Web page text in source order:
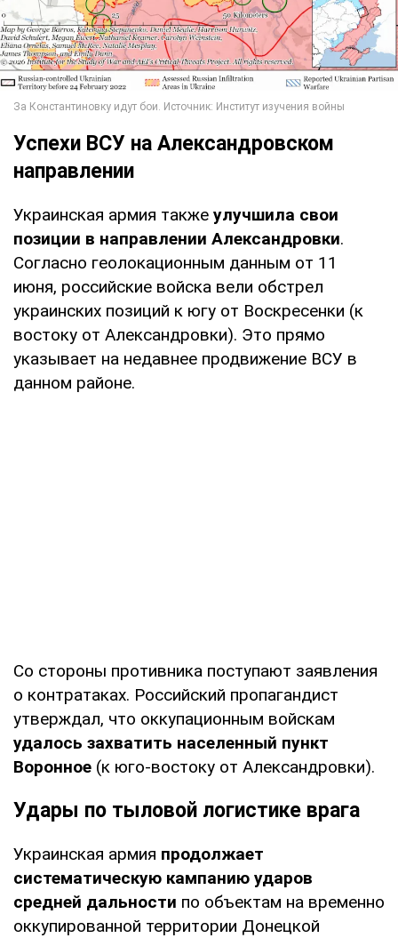
Успехи ВСУ на Александровском
направлении
Украинская армия также улучшила свои
позиции в направлении Александровки.
Согласно геолокационным данным от 11
июня, российские войска вели обстрел
украинских позиций к югу от Воскресенки (к
востоку от Александровки). Это прямо
указывает на недавнее продвижение ВСУ в
данном районе.
Со стороны противника поступают заявления
о контратаках. Российский пропагандист
утверждал, что оккупационным войскам
удалось захватить населенный пункт
Воронное (к юго-востоку от Александровки).
Удары по тыловой логистике врага
Украинская армия продолжает
систематическую кампанию ударов
средней дальности по объектам на временно
оккупированной территории Донецкой